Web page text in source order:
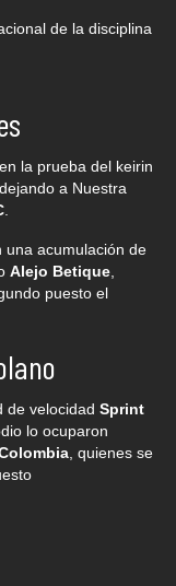
de la disciplina
la prueba del keirin
a Nuestra
una acumulación de
Alejo Betique
puesto el
de velocidad Sprint
lo ocuparon
, quienes se